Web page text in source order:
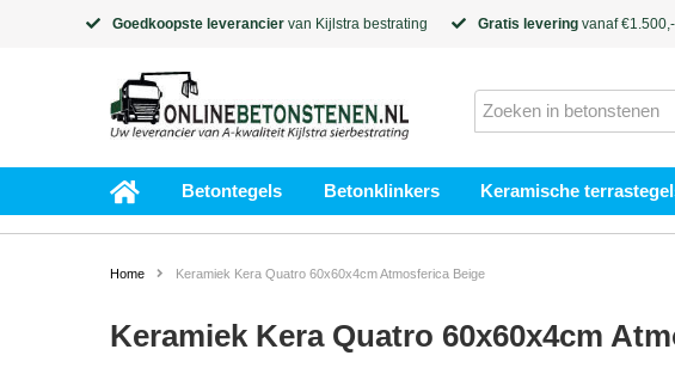
Goedkoopste leverancier van Kijlstra bestrating Gratis levering vanaf €1.500,-
Betontegels Betonklinkers Keramische
Home Keramiek Kera Quatro 60x60x4cm Atmosferica Beige
Keramiek Kera Quatro 60x60x4cm